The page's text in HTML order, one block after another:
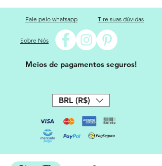
Fale pelo whatsapp Tire suas dúvidas
Sobre Nós
Meios de pagamentos seguros!
BRL (R$)